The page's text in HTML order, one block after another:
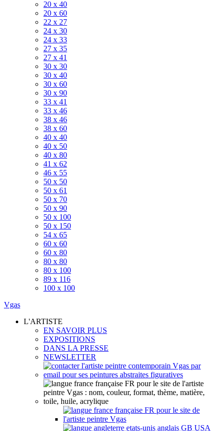
20 x 40
20 x 60
22 x 27
24 x 30
24 x 33
27 x 35
27 x 41
30 x 30
30 x 40
30 x 60
30 x 90
33 x 41
33 x 46
38 x 46
38 x 60
40 x 40
40 x 50
40 x 80
41 x 62
46 x 55
50 x 50
50 x 61
50 x 70
50 x 90
50 x 100
50 x 150
54 x 65
60 x 60
60 x 80
80 x 80
80 x 100
89 x 116
100 x 100
Vgas
L'ARTISTE
EN SAVOIR PLUS
EXPOSITIONS
DANS LA PRESSE
NEWSLETTER